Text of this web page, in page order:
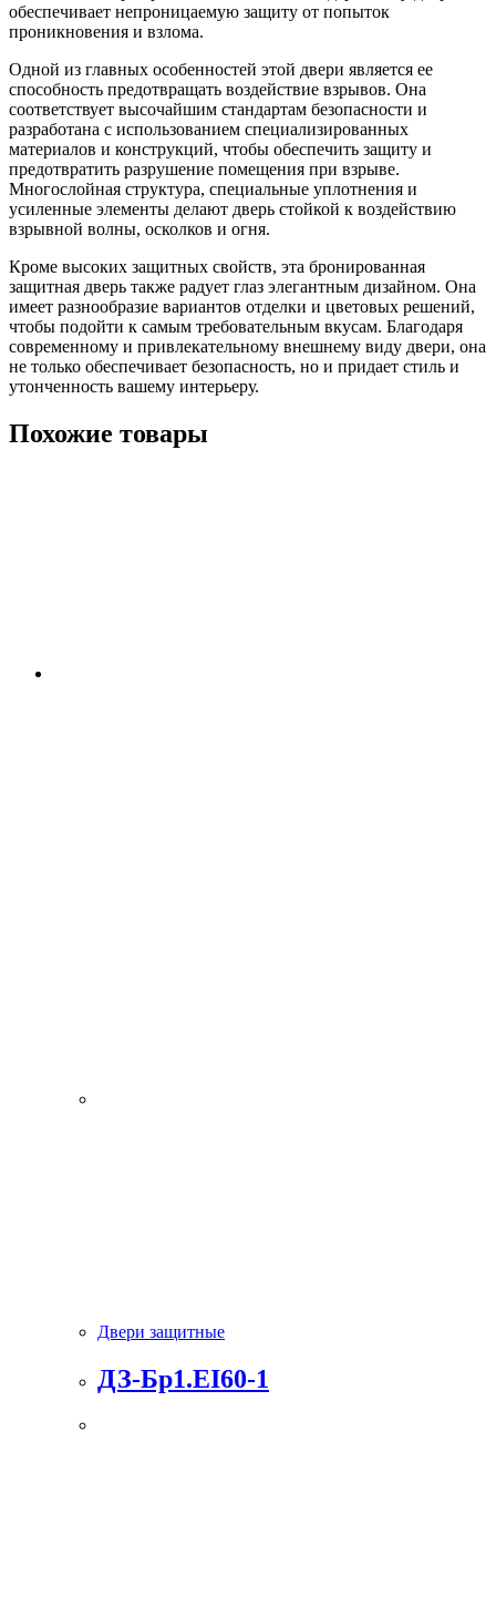
обеспечивает непроницаемую защиту от попыток
проникновения и взлома.
Одной из главных особенностей этой двери является ее
способность предотвращать воздействие взрывов. Она
соответствует высочайшим стандартам безопасности и
разработана с использованием специализированных
материалов и конструкций, чтобы обеспечить защиту и
предотвратить разрушение помещения при взрыве.
Многослойная структура, специальные уплотнения и
усиленные элементы делают дверь стойкой к воздействию
взрывной волны, осколков и огня.
Кроме высоких защитных свойств, эта бронированная
защитная дверь также радует глаз элегантным дизайном. Она
имеет разнообразие вариантов отделки и цветовых решений,
чтобы подойти к самым требовательным вкусам. Благодаря
современному и привлекательному внешнему виду двери, она
не только обеспечивает безопасность, но и придает стиль и
утонченность вашему интерьеру.
Похожие товары
Двери защитные
ДЗ-Бр1.EI60-1